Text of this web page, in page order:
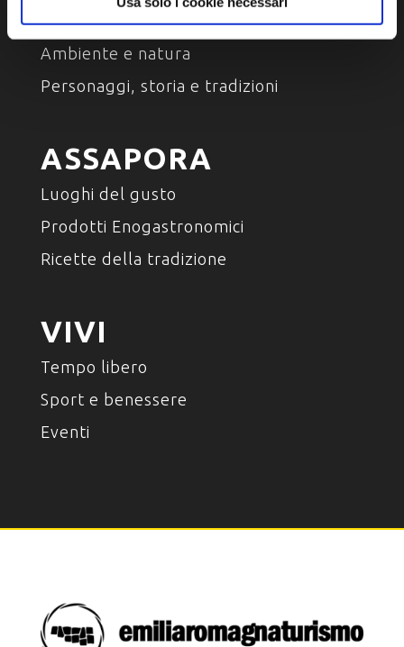
Arte e Cultura
Ambiente e natura
Personaggi, storia e tradizioni
ASSAPORA
Luoghi del gusto
Prodotti Enogastronomici
Ricette della tradizione
VIVI
Tempo libero
Sport e benessere
Eventi